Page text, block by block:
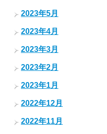
2023年5月
2023年4月
2023年3月
2023年2月
2023年1月
2022年12月
2022年11月